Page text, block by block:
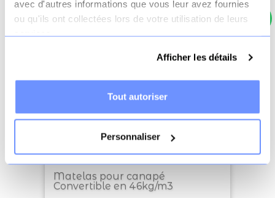
avec d'autres informations que vous leur avez fournies
ou qu'ils ont collectées lors de votre utilisation de leurs
services.
Afficher les détails
Tout autoriser
Personnaliser
Matelas pour canapé
Convertible en 46kg/m3